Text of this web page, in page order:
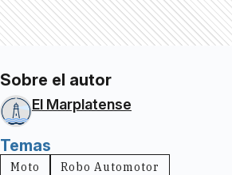
Sobre el autor
El Marplatense
Temas
Moto Robo Automotor